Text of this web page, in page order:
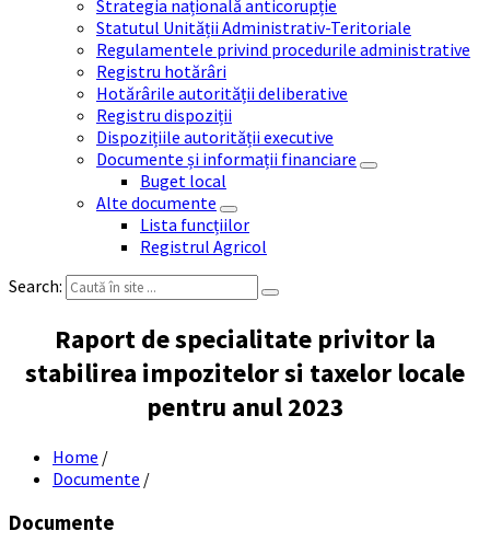
Strategia națională anticorupție
Statutul Unității Administrativ-Teritoriale
Regulamentele privind procedurile administrative
Registru hotărâri
Hotărârile autorității deliberative
Registru dispoziții
Dispozițiile autorității executive
Documente și informații financiare
Buget local
Alte documente
Lista funcțiilor
Registrul Agricol
Search:
Raport de specialitate privitor la
stabilirea impozitelor si taxelor locale
pentru anul 2023
Home /
Documente /
Documente